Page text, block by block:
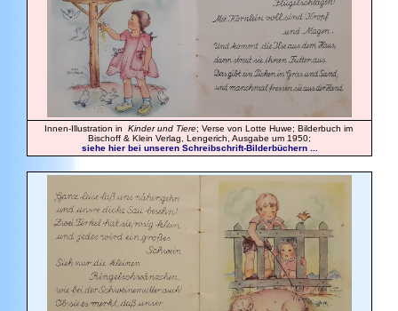
Innen-Illustration in Kinder und Tiere; Verse von Lotte Huwe; Bilderbuch im
Bischoff & Klein Verlag, Lengerich, Ausgabe um 1950;
siehe hier bei unseren Schreibschrift-Bilderbüchern ...